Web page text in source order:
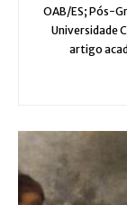
OAB/ES; Pós-
Universidade
artigo